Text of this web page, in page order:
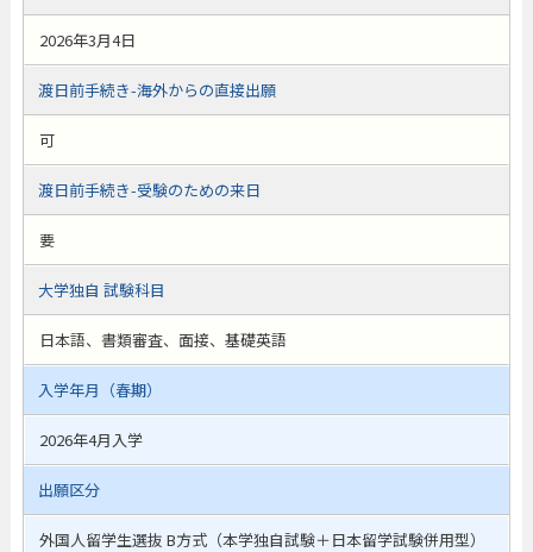
2026年3月4日
渡日前手続き-海外からの直接出願
可
渡日前手続き-受験のための来日
要
大学独自 試験科目
日本語、書類審査、面接、基礎英語
入学年月（春期）
2026年4月入学
出願区分
外国人留学生選抜 B方式（本学独自試験＋日本留学試験併用型）